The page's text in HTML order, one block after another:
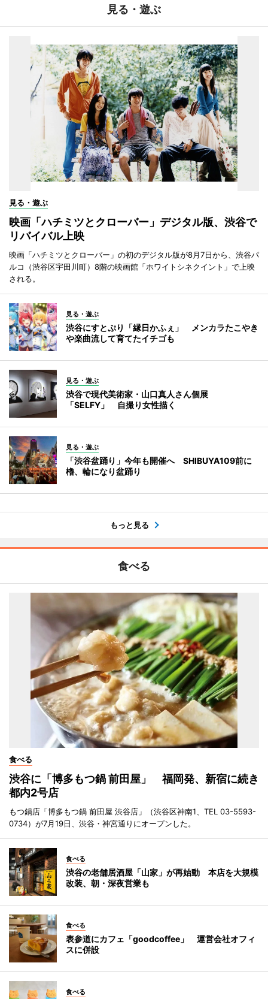
見る・遊ぶ
見る・遊ぶ
映画「ハチミツとクローバー」デジタル版、渋谷で
リバイバル上映
映画「ハチミツとクローバー」の初のデジタル版が8月7日から、渋谷パ
ルコ（渋谷区宇田川町）8階の映画館「ホワイトシネクイント」で上映
される。
見る・遊ぶ
渋谷にすとぷり「縁日かふぇ」 メンカラたこやき
や楽曲流して育てたイチゴも
見る・遊ぶ
渋谷で現代美術家・山口真人さん個展
「SELFY」 自撮り女性描く
見る・遊ぶ
「渋谷盆踊り」今年も開催へ SHIBUYA109前に
櫓、輪になり盆踊り
もっと見る
食べる
食べる
渋谷に「博多もつ鍋 前田屋」 福岡発、新宿に続き
都内2号店
もつ鍋店「博多もつ鍋 前田屋 渋谷店」（渋谷区神南1、TEL 03-5593-
0734）が7月19日、渋谷・神宮通りにオープンした。
食べる
渋谷の老舗居酒屋「山家」が再始動 本店を大規模
改装、朝・深夜営業も
食べる
表参道にカフェ「goodcoffee」 運営会社オフィ
スに併設
食べる